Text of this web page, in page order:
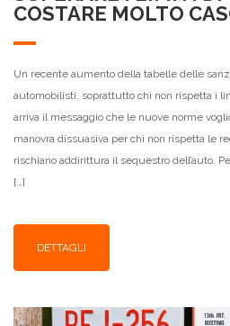
COSTARE MOLTO
Un recente aumento della tabelle delle
automobilisti, soprattutto chi non rispetta i
arriva il messaggio che le nuove norme
manovra dissuasiva per chi non rispetta le
rischiano addirittura il sequestro dell’auto.
[…]
DETTAGLI